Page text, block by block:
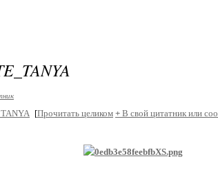
[Прочитать целиком + В свой цитатник или